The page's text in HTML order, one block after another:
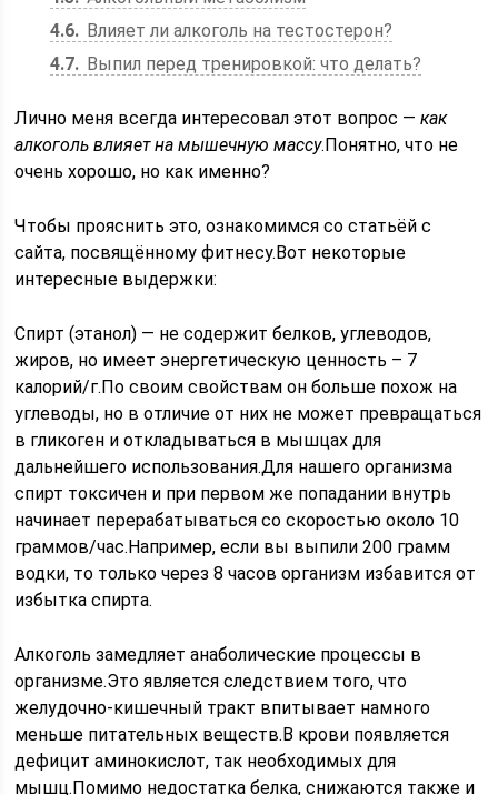
4.6
Влияет ли алкоголь на тестостерон?
4.7
Выпил перед тренировкой: что делать?
Лично меня всегда интересовал этот вопрос —как
алкоголь влияет на мышечную массу.Понятно, что не
очень хорошо, но как именно?
Чтобы прояснить это, ознакомимся со статьёй с
сайта, посвящённому фитнесу.Вот некоторые
интересные выдержки:
Спирт (этанол) — не содержит белков, углеводов,
жиров, но имеет энергетическую ценность – 7
калорий/г.По своим свойствам он больше похож на
углеводы, но в отличие от них не может превращаться
в гликоген и откладываться в мышцах для
дальнейшего использования.Для нашего организма
спирт токсичен и при первом же попадании внутрь
начинает перерабатываться со скоростью около 10
граммов/час.Например, если вы выпили 200 грамм
водки, то только через 8 часов организм избавится от
избытка спирта.
Алкоголь замедляет анаболические процессы в
организме.Это является следствием того, что
желудочно-кишечный тракт впитывает намного
меньше питательных веществ.В крови появляется
дефицит аминокислот, так необходимых для
мышц.Помимо недостатка белка, снижаются также и